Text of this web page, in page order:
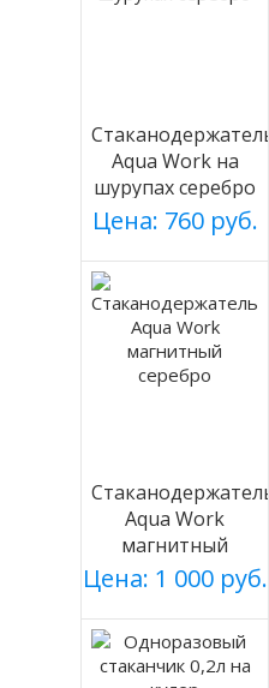
Стаканодержатель
Aqua Work на
шурупах серебро
Цена: 760 руб.
Стаканодержатель
Aqua Work
магнитный
серебро
Цена: 1 000 руб.